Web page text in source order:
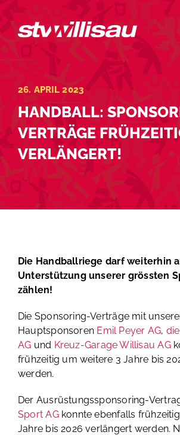
Zum
Inhalt
springen
26. APRIL 2023
HANDBALL:
VERTRÄGE
VERLÄNGERT!
Die Handballriege darf weiterhin
Unterstützung unserer grössten
zählen!
Die Sponsoring-Verträge mit
Hauptsponsoren Emil Peyer AG,
AG und Kreuz-Garage Willisau AG
frühzeitig um weitere 3 Jahre bis
werden.
Der Ausrüstungssponsoring-
Sport AGkonnte ebenfalls
Jahre bis 2026 verlängert werden.